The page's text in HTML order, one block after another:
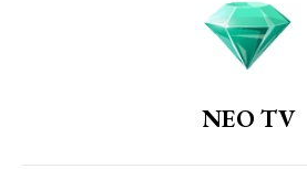
NEO TV